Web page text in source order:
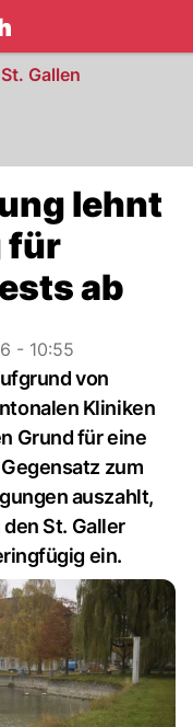
Gallen
lehnt
für
ab
- 10:55
von
Kliniken
Grund für eine
zum
auszahlt,
St. Galler
ein.